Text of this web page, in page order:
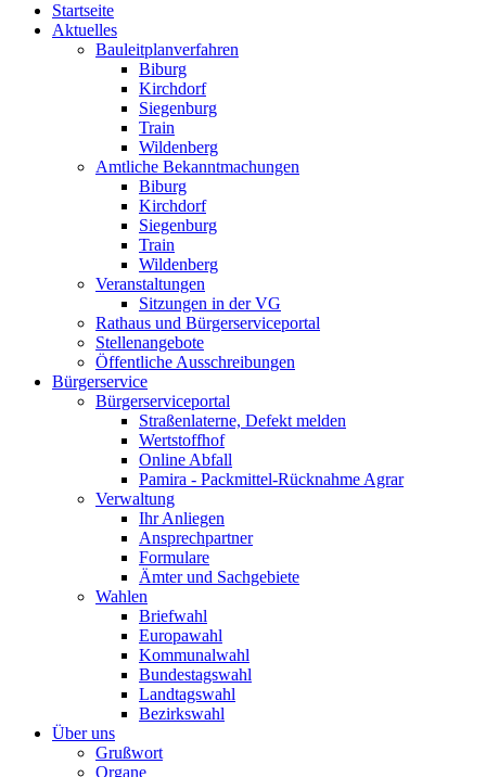
Startseite
Aktuelles
Bauleitplanverfahren
Biburg
Kirchdorf
Siegenburg
Train
Wildenberg
Amtliche Bekanntmachungen
Biburg
Kirchdorf
Siegenburg
Train
Wildenberg
Veranstaltungen
Sitzungen in der VG
Rathaus und Bürgerserviceportal
Stellenangebote
Öffentliche Ausschreibungen
Bürgerservice
Bürgerserviceportal
Straßenlaterne, Defekt melden
Wertstoffhof
Online Abfall
Pamira - Packmittel-Rücknahme Agrar
Verwaltung
Ihr Anliegen
Ansprechpartner
Formulare
Ämter und Sachgebiete
Wahlen
Briefwahl
Europawahl
Kommunalwahl
Bundestagswahl
Landtagswahl
Bezirkswahl
Über uns
Grußwort
Organe